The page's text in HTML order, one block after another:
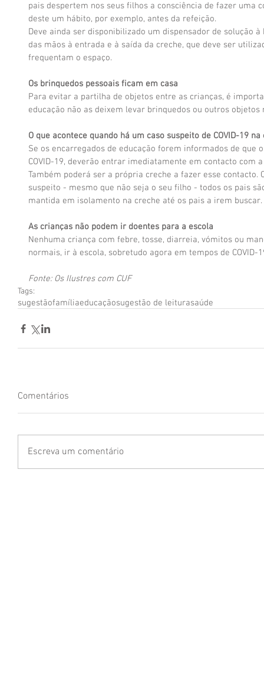
pais despertem nos seus filhos a consciência de fazer uma
deste um hábito, por exemplo, antes da refeição.
Deve ainda ser disponibilizado um dispensador de solução
das mãos à entrada e à saída da creche, que deve ser
frequentam o espaço.
Os brinquedos pessoais ficam em casa
Para evitar a partilha de objetos entre as crianças, é
educação não as deixem levar brinquedos ou outros objetos
O que acontece quando há um caso suspeito de COVID-19 na
Se os encarregados de educação forem informados de que
COVID-19, deverão entrar imediatamente em contacto com
Também poderá ser a própria creche a fazer esse contacto.
suspeito - mesmo que não seja o seu filho - todos os pais
mantida em isolamento na creche até os pais a irem buscar.
As crianças não podem ir doentes para a escola
Nenhuma criança com febre, tosse, diarreia, vómitos ou
normais, ir à escola, sobretudo agora em tempos de COVID-
Fonte: Os Ilustres com CUF
Tags:
sugestãofamíliaeducaçãosugestão de leiturasaúde
Comentários
Escreva um comentário